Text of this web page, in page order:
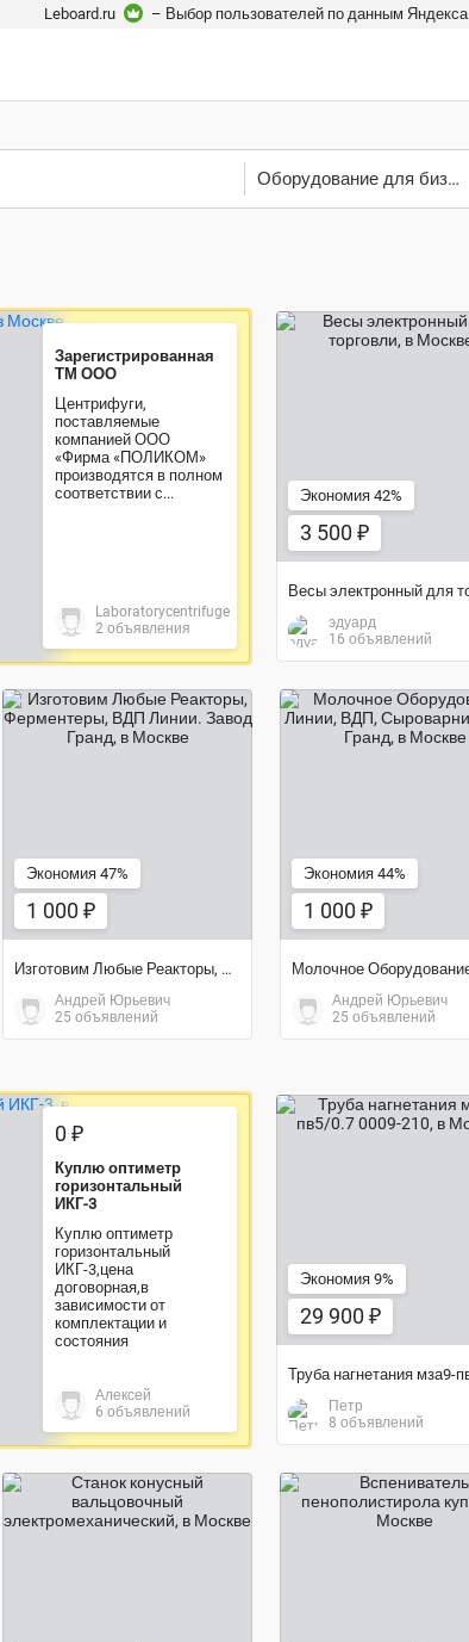
Leboard.ru – Выбор пользователей по данным Яндекса
Оборудование для бизнеса
Зарегистрированная
ТМ ООО
Центрифуги,
поставляемые
компанией ООО
«Фирма «ПОЛИКОМ»
производятся в полном
соответствии с...
Laboratorycentrifuge
2 объявления
Экономия 42%
3 500 ₽
эдуард
16 объявлений
Экономия 47%
1 000 ₽
Изготовим Любые Реакторы, Ферментеры, ВДП Линии. Завод Гранд
Андрей Юрьевич
25 объявлений
Экономия 44%
1 000 ₽
Андрей Юрьевич
25 объявлений
0 ₽
Куплю оптиметр
горизонтальный
ИКГ-3
Куплю оптиметр
горизонтальный
ИКГ-3,цена
договорная,в
зависимости от
комплектации и
состояния
Алексей
6 объявлений
Экономия 9%
29 900 ₽
Петр
8 объявлений